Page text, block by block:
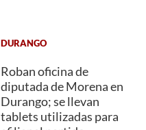
DURANGO
Roban oficina de
diputada de Morena en
Durango; se llevan
tablets utilizadas para